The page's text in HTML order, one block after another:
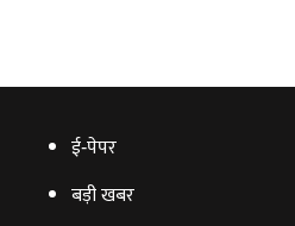
ई‑पेपर
बड़ी खबर